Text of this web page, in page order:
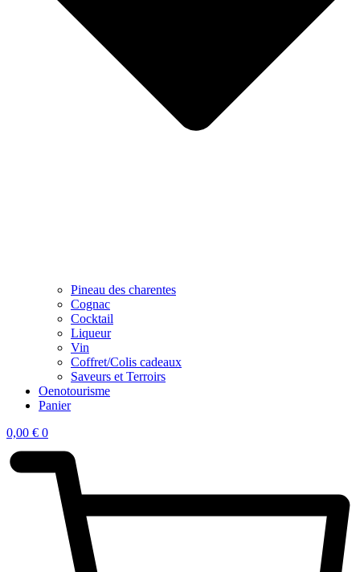
Pineau des charentes
Cognac
Cocktail
Liqueur
Vin
Coffret/Colis cadeaux
Saveurs et Terroirs
Oenotourisme
Panier
0,00 € 0